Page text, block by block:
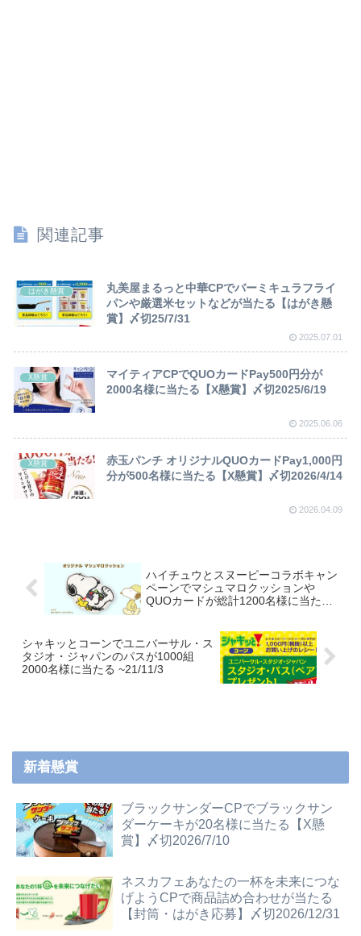
関連記事
はがき懸賞
丸美屋まるっと中華CPでバーミキュラフライ
パンや厳選米セットなどが当たる【はがき懸
賞】〆切25/7/31
2025.07.01
X懸賞
マイティアCPでQUOカードPay500円分が
2000名様に当たる【X懸賞】〆切2025/6/19
2025.06.06
X懸賞
赤玉パンチ オリジナルQUOカードPay1,000円
分が500名様に当たる【X懸賞】〆切2026/4/14
2026.04.09
ハイチュウとスヌーピーコラボキャン
ペーンでマシュマロクッションや
QUOカードが総計1200名様に当たる
シャキッとコーンでユニバーサル・ス
タジオ・ジャパンのパスが1000組
2000名様に当たる ~21/11/3
新着懸賞
ブラックサンダーCPでブラックサン
ダーケーキが20名様に当たる【X懸
賞】〆切2026/7/10
ネスカフェあなたの一杯を未来につな
げようCPで商品詰め合わせが当たる
【封筒・はがき応募】〆切2026/12/31